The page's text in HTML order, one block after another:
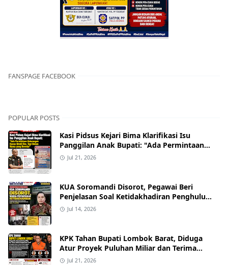
FANSPAGE FACEBOOK
POPULAR POSTS
Kasi Pidsus Kejari Bima Klarifikasi Isu
Panggilan Anak Bupati: "Ada Permintaan
Keterangan Kasus Mobil Bor, Tapi Bukan
Jul 21, 2026
KUA Soromandi Disorot, Pegawai Beri
Penjelasan Soal Ketidakhadiran Penghulu
pada Akad Nikah Mualaf
Jul 14, 2026
KPK Tahan Bupati Lombok Barat, Diduga
Atur Proyek Puluhan Miliar dan Terima
Alphard hingga Uang Tunai
Jul 21, 2026